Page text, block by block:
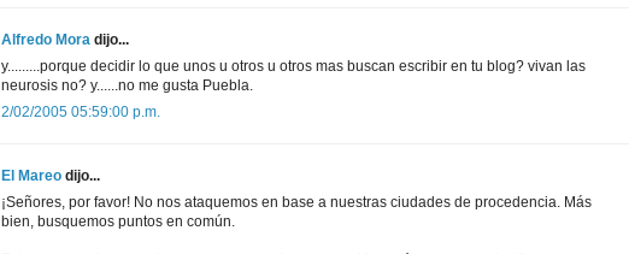
Alfredo Mora dijo...
y.........porque decidir lo que unos u otros u otros mas buscan escribir en tu blog? vivan las
neurosis no? y......no me gusta Puebla.
2/02/2005 05:59:00 p.m.
El Mareo dijo...
¡Señores, por favor! No nos ataquemos en base a nuestras ciudades de procedencia. Más
bien, busquemos puntos en común.